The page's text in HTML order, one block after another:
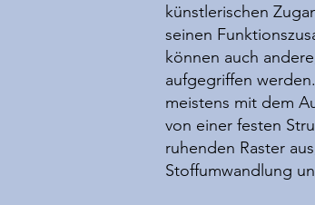
künstlerischen
seinen
können auch
aufgegriffen
meistens mit dem
von einer festen
ruhenden Raster
Stoffumwandlung